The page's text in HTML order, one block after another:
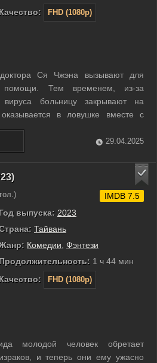
Качество:
FHD (1080p)
доктора Ся Чжэна вызывают для
помощи. Тем временем, из-за
вируса больницу закрывают на
в ловушке вместе с
работников, пациентами и их
29.04.2025
гол.)
Год выпуска: 2023
Тайвань
Комедии Фэнтези
Продолжительность: 1 ч 44 мин
Качество:
FHD (1080p)
IMDB 7.5
молодой человек обретает
и теперь они ему ужасно